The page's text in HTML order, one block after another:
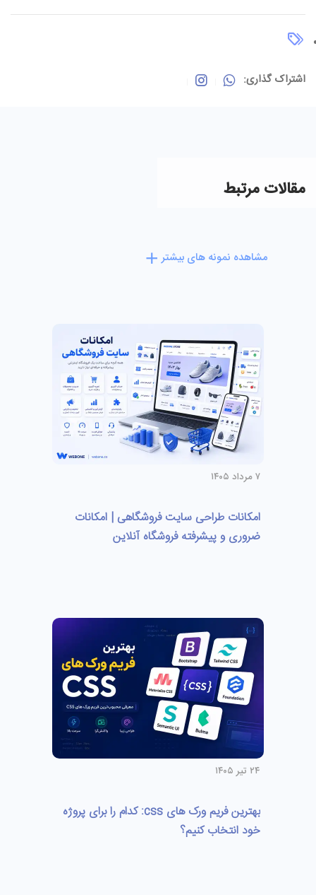
اشتراک گذاری:
مقالات مرتبط
مشاهده نمونه های بیشتر
۷ مرداد ۱۴۰۵
امکانات طراحی سایت فروشگاهی | امکانات
ضروری و پیشرفته فروشگاه آنلاین
۲۴ تیر ۱۴۰۵
بهترین فریم ورک های css: کدام را برای پروژه
خود انتخاب کنیم؟